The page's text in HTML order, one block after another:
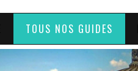
TOUS NOS GUIDES